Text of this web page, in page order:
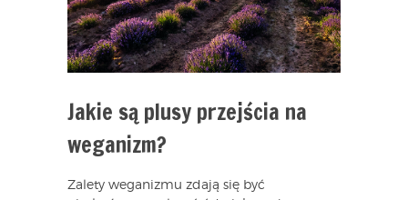
Jakie są plusy przejścia na
weganizm?
Zalety weganizmu zdają się być